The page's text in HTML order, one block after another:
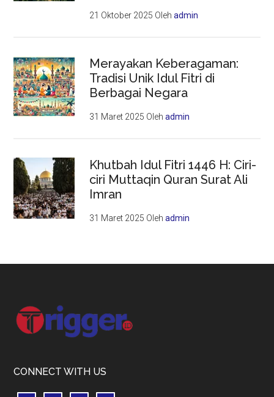
21 Oktober 2025 Olehadmin
Merayakan Keberagaman:
Tradisi Unik Idul Fitri di
Berbagai Negara
31 Maret 2025 Olehadmin
Khutbah Idul Fitri 1446 H: Ciri-
ciri Muttaqin Quran Surat Ali
Imran
31 Maret 2025 Olehadmin
Footer
CONNECT WITH US